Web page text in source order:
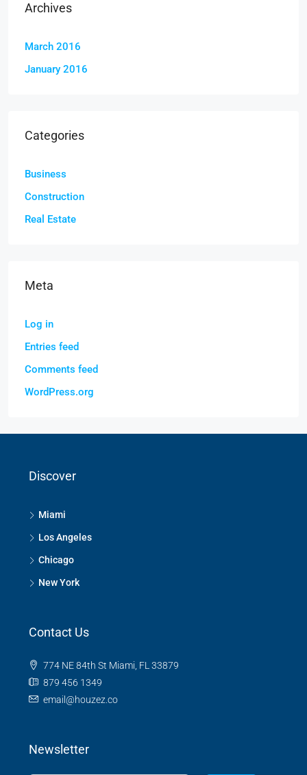
Archives
March 2016
January 2016
Categories
Business
Construction
Real Estate
Meta
Log in
Entries feed
Comments feed
WordPress.org
Discover
Miami
Los Angeles
Chicago
New York
Contact Us
774 NE 84th St Miami, FL 33879
879 456 1349
email@houzez.co
Newsletter